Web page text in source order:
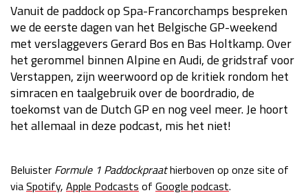
Kwalificatie
za 23:00 - 00:00
Race
zo 21:00 - 23:00
GP MEXICO 2026 30 okt - 01 nov
Kwalificatie
za 22:00 - 23:00
Kwalificatie
za 19:00 - 20:00
Race
zo 18:00 - 20:00
LAS VEGAS GRAND PRIX 2026 20 - 22 nov
Vanuit de paddock op Spa-Francorchamps bespreken
we de eerste dagen van het Belgische GP-weekend
met verslaggevers Gerard Bos en Bas Holtkamp. Over
het gerommel binnen Alpine en Audi, de gridstraf voor
Verstappen, zijn weerwoord op de kritiek rondom het
simracen en taalgebruik over de boordradio, de
toekomst van de Dutch GP en nog veel meer. Je hoort
het allemaal in deze podcast, mis het niet!
Beluister Formule 1 Paddockpraathierboven op onze site of
viaSpotify, Apple Podcasts of Google podcast.